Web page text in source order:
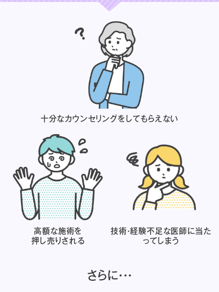
十分なカウンセリングをしてもらえない
高額な施術を
押し売りされる
技術・経験不足な医師に当た
ってしまう
さらに・・・